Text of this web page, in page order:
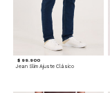
$ 99.900
Jean Slim Ajuste Clásico